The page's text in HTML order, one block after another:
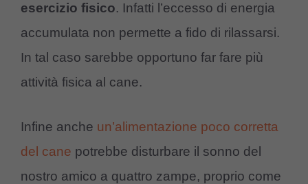
esercizio fisico. Infatti l’eccesso di energia
accumulata non permette a fido di rilassarsi.
In tal caso sarebbe opportuno far fare più
attività fisica al cane.
Infine anche un’alimentazione poco corretta
del cane potrebbe disturbare il sonno del
nostro amico a quattro zampe, proprio come